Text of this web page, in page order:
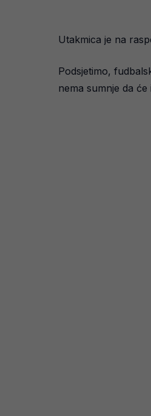
Utakmica je na
Podsjetimo,
nema sumnje da